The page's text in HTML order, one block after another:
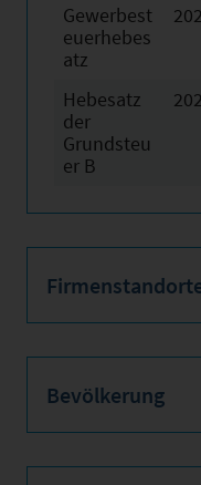
Gewerbest
euerhebes
atz
Hebesatz
der
Grundsteu
er B
Bevölkerung